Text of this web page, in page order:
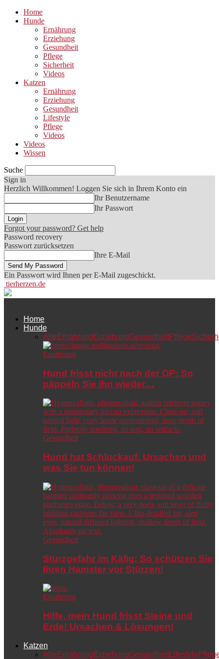
Home
Hunde
Ernährung
Erziehung
Gesundheit
Pflege
Sicherheit
Videos
Katzen
Ernährung
Erziehung
Gesundheit
Lifestyle
Pflege
Videos
Videos
Wissen
Suche
Sign in
Herzlich Willkommen! Loggen Sie sich in Ihrem Konto ein
Ihr Benutzername
Ihr Passwort
Forgot your password? Get help
Password recovery
Passwort zurücksetzen
Ihre E-Mail
Ein Passwort wird Ihnen per E-Mail zugeschickt.
tierherzen.de
Home
Hunde
Alle Ernährung ErziehungGesundheitPflege
Ernährung
Hund frisst nicht nach der OP: So
päppeln Sie ihn wieder…
Gesundheit
Hund hat Schluckauf: Ursachen und
was Sie tun können!
Gesundheit
Sturzgefahr im Käfig: So schützen Sie
Ihren Hamster vor Stürzen!
Ernährung
Hilfe, mein Hund frisst Steine und
Erde! Ursachen & Lösungen!
Katzen
Alle Ernährung ErziehungGesundheitLifestyle